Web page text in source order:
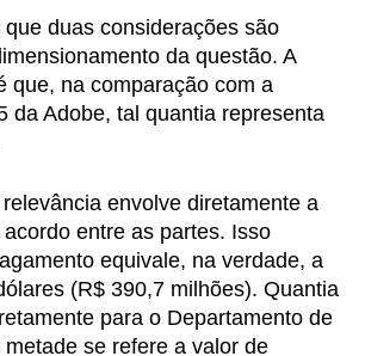
duas considerações são
da questão. A
que, na comparação com a
da Adobe, tal quantia representa
envolve diretamente a
entre as partes. Isso
equivale, na verdade, a
(R$ 390,7 milhões). Quantia
para o Departamento de
metade se refere a valor de